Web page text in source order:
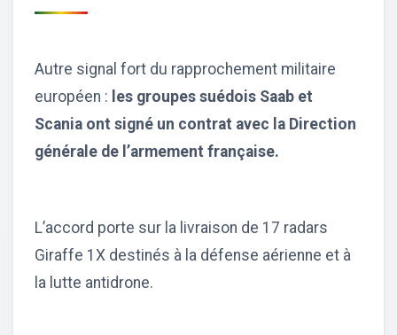
Autre signal fort du rapprochement militaire
européen : les groupes suédois Saab et
Scania ont signé un contrat avec la Direction
générale de l’armement française.
L’accord porte sur la livraison de 17 radars
Giraffe 1X destinés à la défense aérienne et à
la lutte antidrone.